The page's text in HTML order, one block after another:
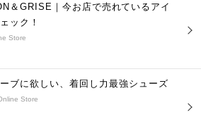
＆GRISE｜今お店で売れているアイ
ック！
Store
ブに欲しい、着回し力最強シューズ
Store